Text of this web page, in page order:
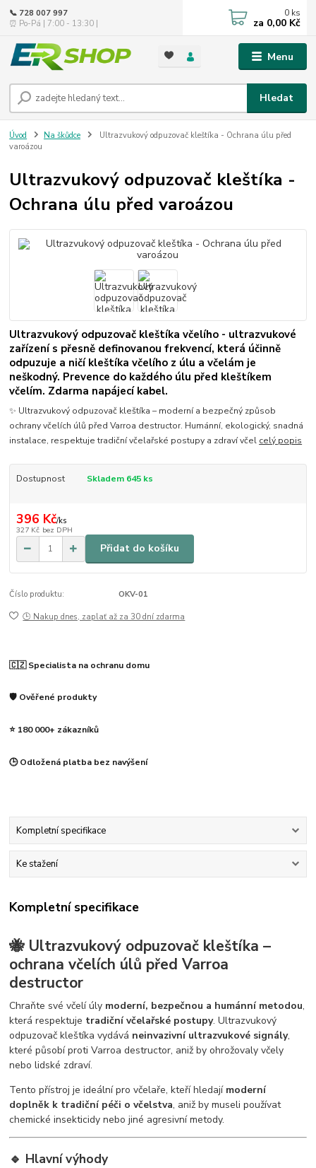
Menu
Hledat
📞 728 007 997
⏰ Po-Pá | 7:00 - 13:30 |
0 ks
za 0,00 Kč
Úvod Na škůdce
Ultrazvukový odpuzovač kleštíka - Ochrana úlu před
varoázou
Ultrazvukový odpuzovač kleštíka -
Ochrana úlu před varoázou
Ultrazvukový odpuzovač kleštíka včelího - ultrazvukové
zařízení s přesně definovanou frekvencí, která účinně
odpuzuje a ničí kleštíka včelího z úlu a včelám je
neškodný. Prevence do každého úlu před kleštíkem
včelím. Zdarma napájecí kabel.
✨ Ultrazvukový odpuzovač kleštíka – moderní a bezpečný způsob
ochrany včelích úlů před Varroa destructor. Humánní, ekologický, snadná
instalace, respektuje tradiční včelařské postupy a zdraví včel celý popis
Dostupnost Skladem 645 ks
396 Kč/ks
327 Kč bez DPH
Přidat do košíku
Číslo produktu: OKV-01
🕒 Nakup dnes, zaplať až za 30 dní zdarma
🇨🇿 Specialista na ochranu domu
🛡️ Ověřené produkty
⭐ 180 000+ zákazníků
🕒 Odložená platba bez navýšení
Kompletní specifikace
Ke stažení
Kompletní specifikace
🐝 Ultrazvukový odpuzovač kleštíka –
ochrana včelích úlů před Varroa
destructor
Chraňte své včelí úly moderní, bezpečnou a humánní metodou,
která respektuje tradiční včelařské postupy. Ultrazvukový
odpuzovač kleštíka vydává neinvazivní ultrazvukové signály,
které působí proti Varroa destructor, aniž by ohrožovaly včely
nebo lidské zdraví.
Tento přístroj je ideální pro včelaře, kteří hledají moderní
doplněk k tradiční péči o včelstva, aniž by museli používat
chemické insekticidy nebo jiné agresivní metody.
🔹 Hlavní výhody